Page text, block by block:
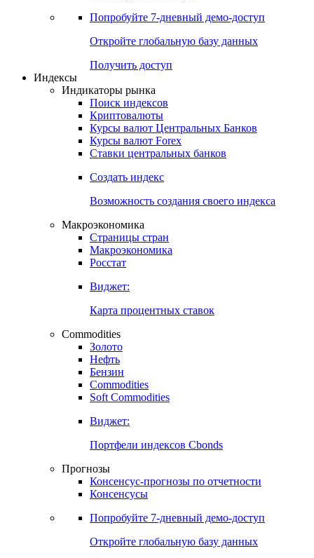
Попробуйте 7-дневный демо-доступ
Откройте глобальную базу данных
Получить доступ
Индексы
Индикаторы рынка
Поиск индексов
Криптовалюты
Курсы валют Центральных Банков
Курсы валют Forex
Ставки центральных банков
Создать индекс
Возможность создания своего индекса
Макроэкономика
Страницы стран
Макроэкономика
Росстат
Виджет:
Карта процентных ставок
Commodities
Золото
Нефть
Бензин
Commodities
Soft Commodities
Виджет:
Портфели индексов Cbonds
Прогнозы
Консенсус-прогнозы по отчетности
Консенсусы
Попробуйте 7-дневный демо-доступ
Откройте глобальную базу данных